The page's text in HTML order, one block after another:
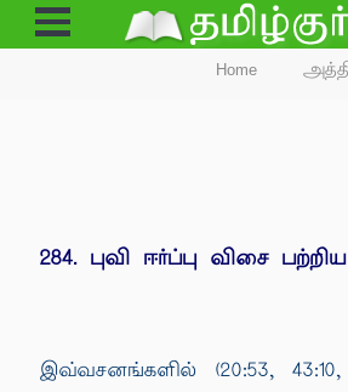
Open
Menu
Home
284. புவி ஈர்ப்பு விசை
இவ்வசனங்களில் (20:53, 43:10,